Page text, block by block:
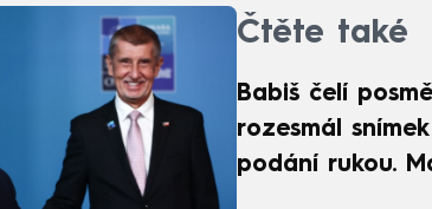
Čtěte také
Babiš čelí
rozesmál
podání rukou.